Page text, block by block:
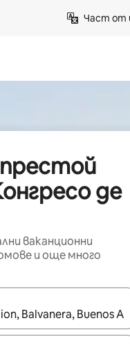
Част от
де
ваканционни
и още много
покажат,